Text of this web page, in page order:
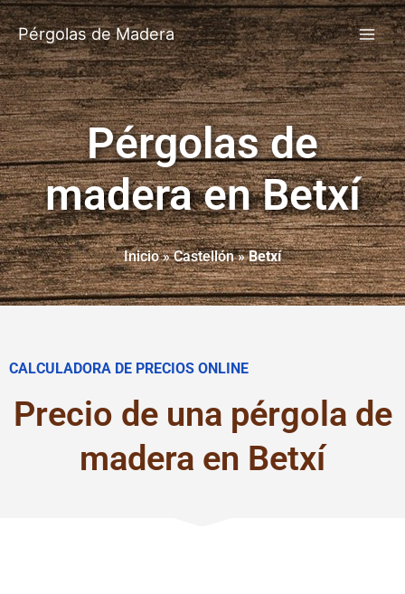
Pérgolas de Madera
Pérgolas de
madera en Betxí
Inicio»Castellón»Betxí
CALCULADORA DE PRECIOS ONLINE
Precio de una pérgola de
madera en Betxí